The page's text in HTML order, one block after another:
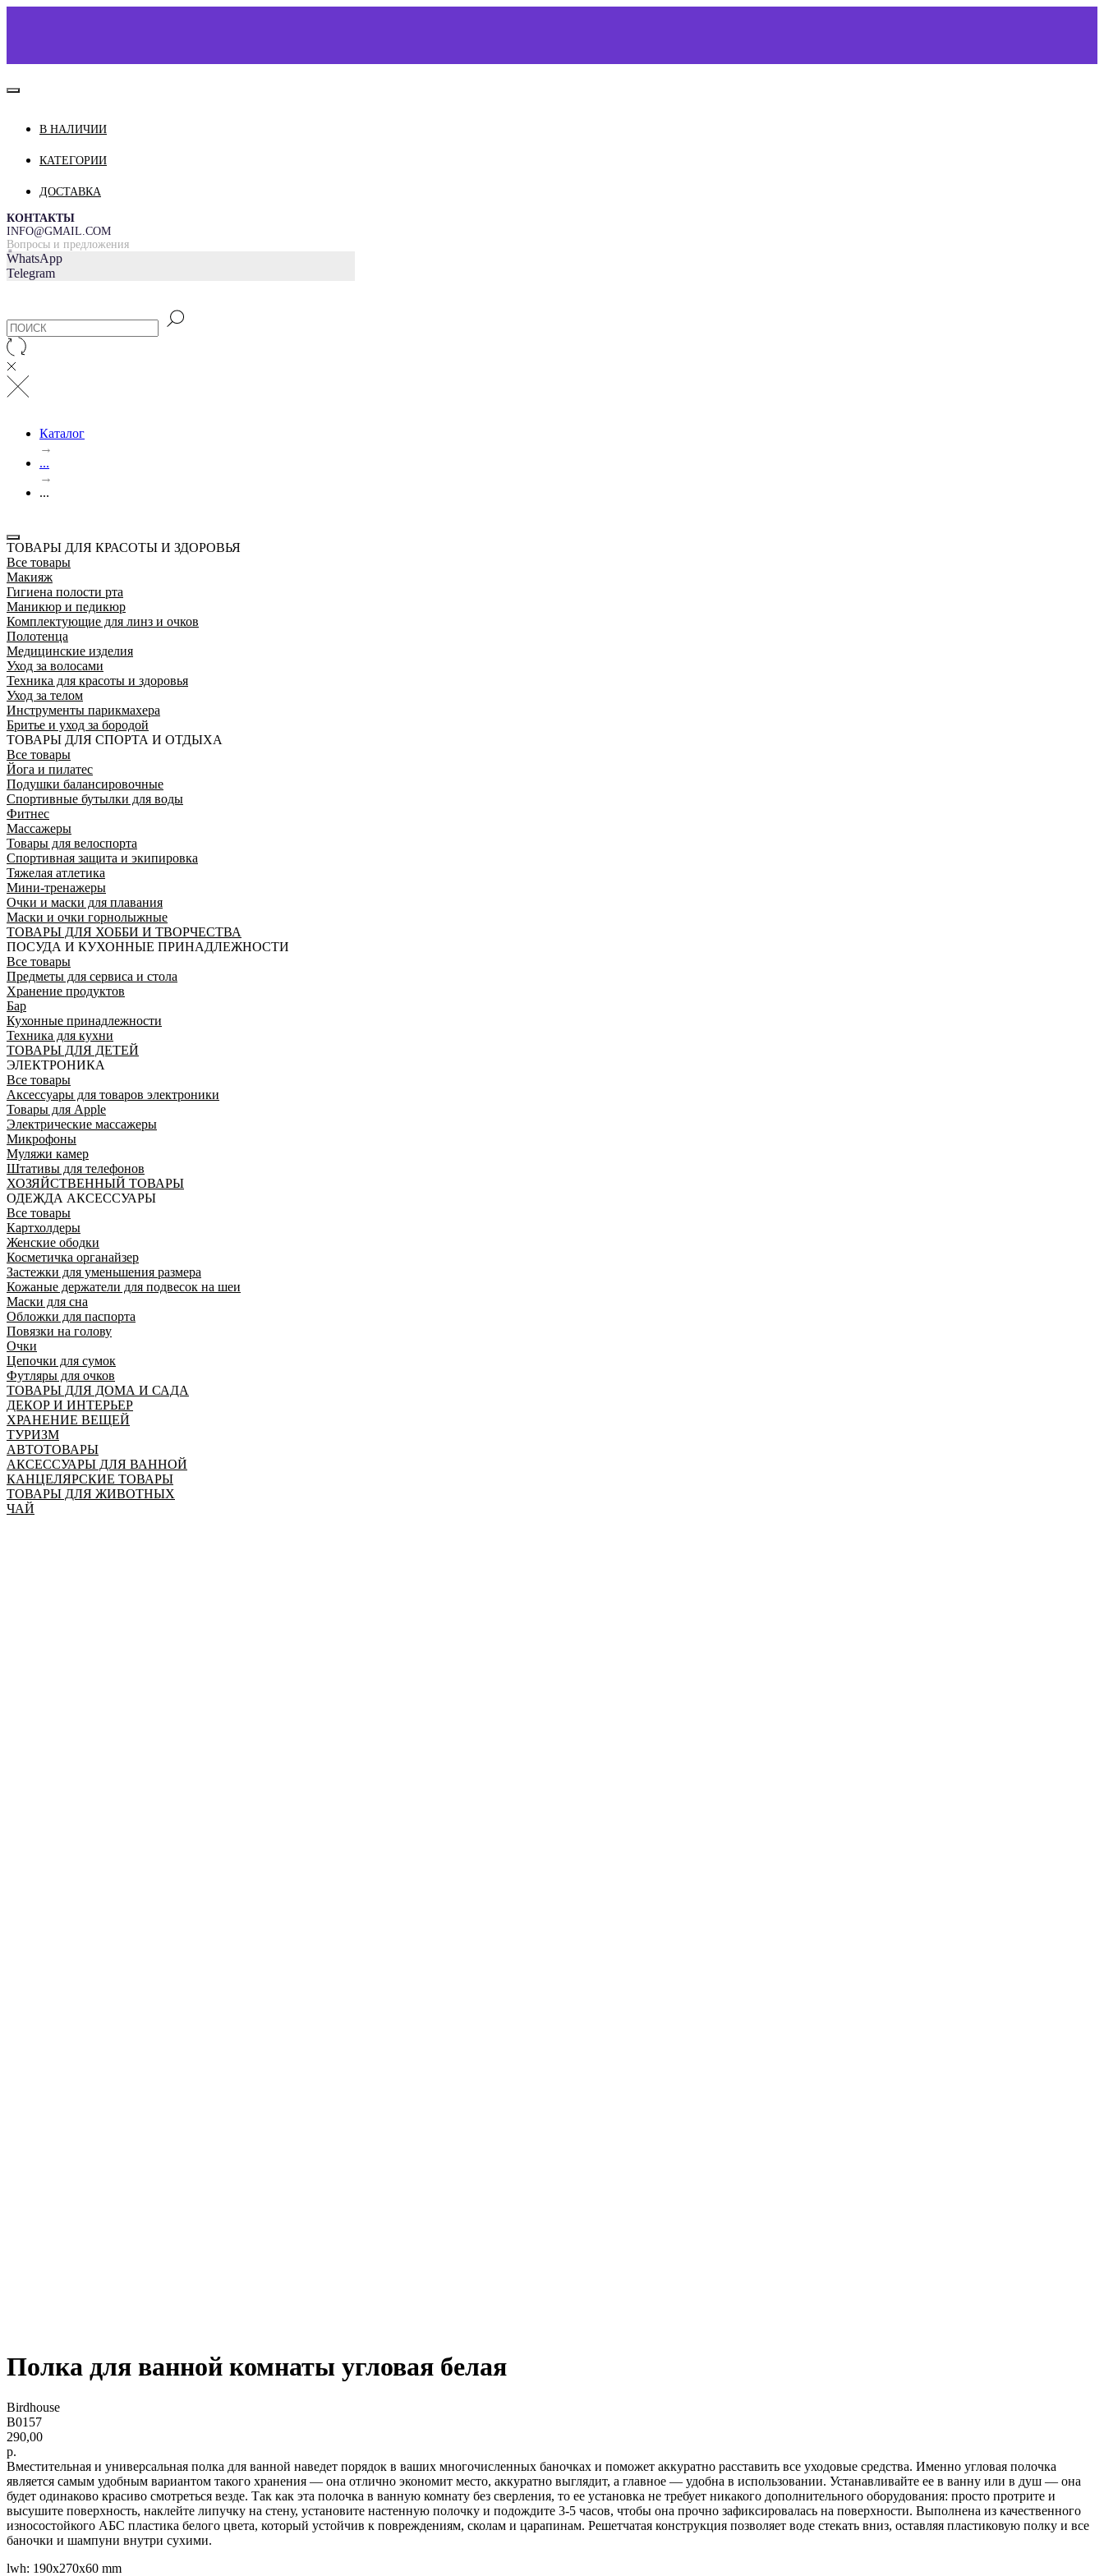
О НАС
ДОСТАВКА И ОПЛАТА
=
В НАЛИЧИИ
КАТЕГОРИИ
ДОСТАВКА
КОНТАКТЫ
INFO@GMAIL.COM
Вопросы и предложения
WhatsApp
Telegram
Каталог
→
...
→
...
ТОВАРЫ ДЛЯ КРАСОТЫ И ЗДОРОВЬЯ
Все товары
Макияж
Гигиена полости рта
Маникюр и педикюр
Комплектующие для линз и очков
Полотенца
Медицинские изделия
Уход за волосами
Техника для красоты и здоровья
Уход за телом
Инструменты парикмахера
Бритье и уход за бородой
ТОВАРЫ ДЛЯ СПОРТА И ОТДЫХА
Все товары
Йога и пилатес
Подушки балансировочные
Спортивные бутылки для воды
Фитнес
Массажеры
Товары для велоспорта
Спортивная защита и экипировка
Тяжелая атлетика
Мини-тренажеры
Очки и маски для плавания
Маски и очки горнолыжные
ТОВАРЫ ДЛЯ ХОББИ И ТВОРЧЕСТВА
ПОСУДА И КУХОННЫЕ ПРИНАДЛЕЖНОСТИ
Все товары
Предметы для сервиса и стола
Хранение продуктов
Бар
Кухонные принадлежности
Техника для кухни
ТОВАРЫ ДЛЯ ДЕТЕЙ
ЭЛЕКТРОНИКА
Все товары
Аксессуары для товаров электроники
Товары для Apple
Электрические массажеры
Микрофоны
Муляжи камер
Штативы для телефонов
ХОЗЯЙСТВЕННЫЙ ТОВАРЫ
ОДЕЖДА АКСЕССУАРЫ
Все товары
Картхолдеры
Женские ободки
Косметичка органайзер
Застежки для уменьшения размера
Кожаные держатели для подвесок на шеи
Маски для сна
Обложки для паспорта
Повязки на голову
Очки
Цепочки для сумок
Футляры для очков
ТОВАРЫ ДЛЯ ДОМА И САДА
ДЕКОР И ИНТЕРЬЕР
ХРАНЕНИЕ ВЕЩЕЙ
ТУРИЗМ
АВТОТОВАРЫ
АКСЕССУАРЫ ДЛЯ ВАННОЙ
КАНЦЕЛЯРСКИЕ ТОВАРЫ
ТОВАРЫ ДЛЯ ЖИВОТНЫХ
ЧАЙ
Полка для ванной комнаты угловая белая
Birdhouse
B0157
290,00
р.
Вместительная и универсальная полка для ванной наведет порядок в ваших многочисленных баночках и поможет аккуратно расставить все уходовые средства. Именно угловая полочка
является самым удобным вариантом такого хранения — она отлично экономит место, аккуратно выглядит, а главное — удобна в использовании. Устанавливайте ее в ванну или в душ — она
будет одинаково красиво смотреться везде. Так как эта полочка в ванную комнату без сверления, то ее установка не требует никакого дополнительного оборудования: просто протрите и
высушите поверхность, наклейте липучку на стену, установите настенную полочку и подождите 3-5 часов, чтобы она прочно зафиксировалась на поверхности. Выполнена из качественного
износостойкого AБС пластика белого цвета, который устойчив к повреждениям, сколам и царапинам. Решетчатая конструкция позволяет воде стекать вниз, оставляя пластиковую полку и все
баночки и шампуни внутри сухими.
lwh: 190x270x60 mm